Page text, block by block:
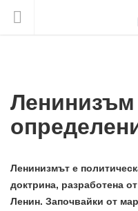
Ленинизъм
Ленинизмът е
доктрина, разработена
Ленин. Започвайки от